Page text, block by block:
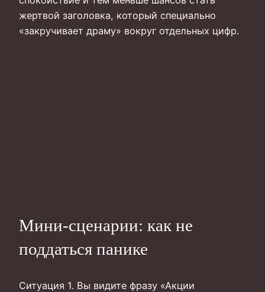
жертвой заголовка, который специально
«закручивает драму» вокруг отдельных цифр.
Мини-сценарии: как не
поддаться панике
Ситуация 1. Вы видите фразу «Акции